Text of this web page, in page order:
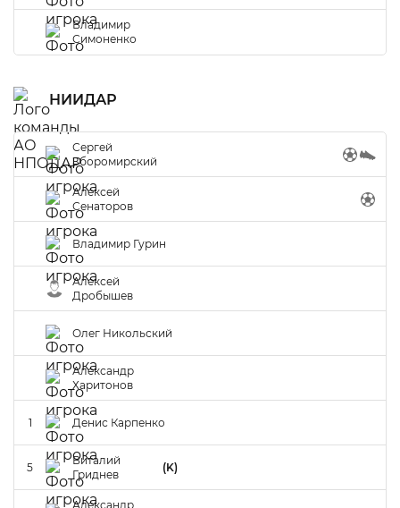
Владимир
Симоненко
НИИДАР
Сергей
Зборомирский
Алексей
Сенаторов
Владимир Гурин
Алексей
Дробышев
Олег Никольский
Александр
Харитонов
1 Денис Карпенко
5
Виталий
Гриднев
(K)
Александр